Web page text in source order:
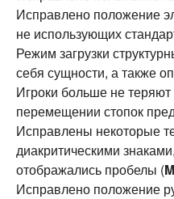
Исправлено положение
не использующих
Режим загрузки
себя сущности, а также
Игроки больше не
перемещении стопок
Исправлены некоторые
диакритическими
отображались пробелы (
Исправлено положение